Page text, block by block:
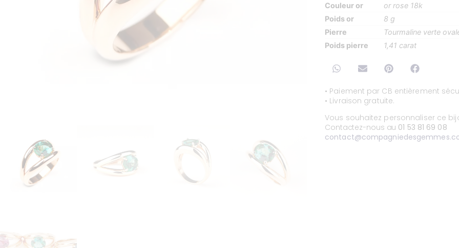
Couleur or
or rose 18k
Poids or
8 g
Pierre
Tourmaline verte
Poids pierre
1,41 carat
• Paiement par CB entièrement
• Livraison gratuite.
Vous souhaitez personnaliser ce
Contactez-nous au 01 53 81 69 08